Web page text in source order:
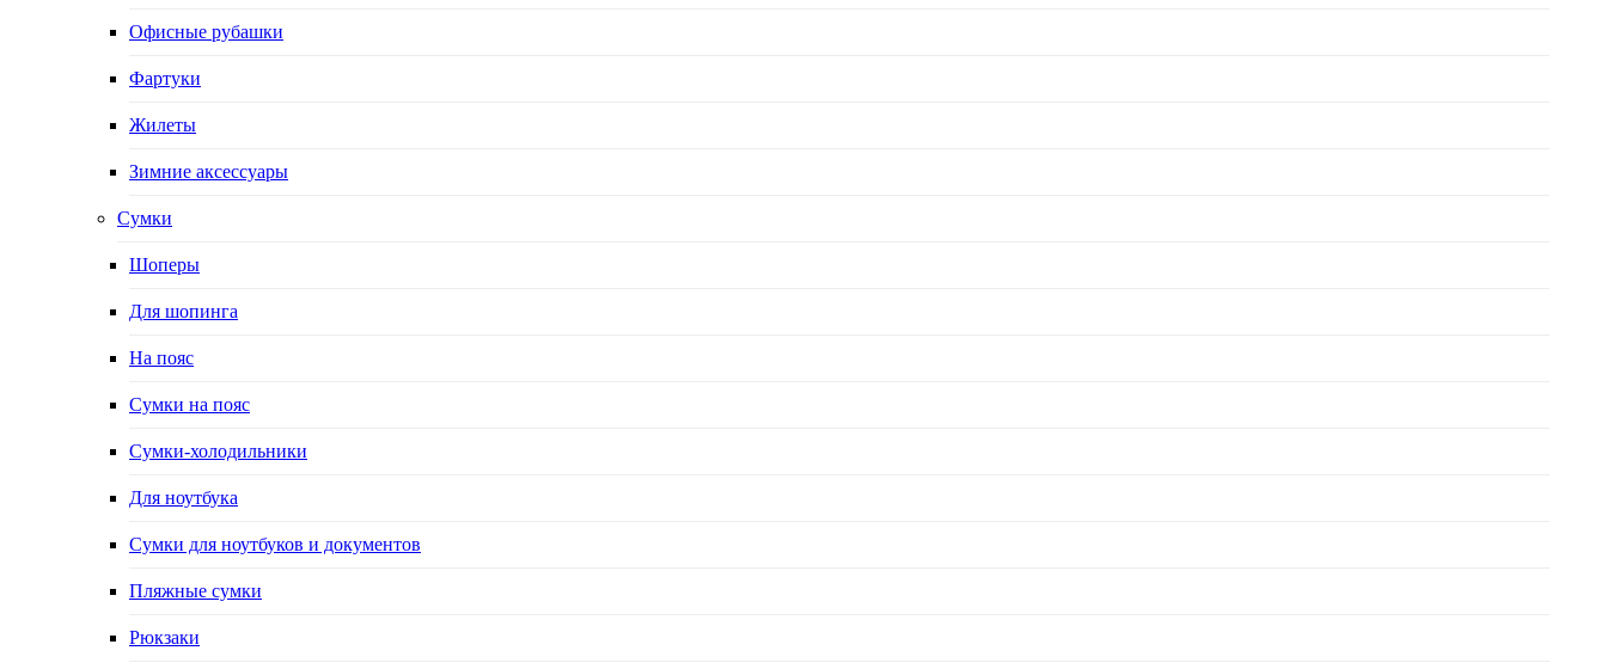
Офисные рубашки
Фартуки
Жилеты
Зимние аксессуары
Сумки
Шоперы
Для шопинга
На пояс
Сумки на пояс
Сумки-холодильники
Для ноутбука
Сумки для ноутбуков и документов
Пляжные сумки
Рюкзаки